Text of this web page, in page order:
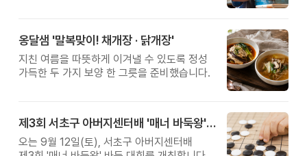
옹달샘 '말복맞이! 채개장 · 닭개장'
지친 여름을 따뜻하게 이겨낼 수 있도록 정성
가득한 두 가지 보양 한 그릇을 준비했습니다.
제3회 서초구 아버지센터배 '매너 바둑왕' 대회
오는 9월 12일(토), 서초구 아버지센터배